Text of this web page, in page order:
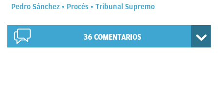
Pedro Sánchez
Procés Tribunal Supremo
36 COMENTARIOS